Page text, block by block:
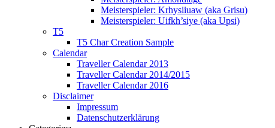
Meisterspieler: Krhysiiuaw (aka Grisu)
Meisterspieler: Uifkh’siye (aka Upsi)
T5
T5 Char Creation Sample
Calendar
Traveller Calendar 2013
Traveller Calendar 2014/2015
Traveller Calendar 2016
Disclaimer
Impressum
Datenschutzerklärung